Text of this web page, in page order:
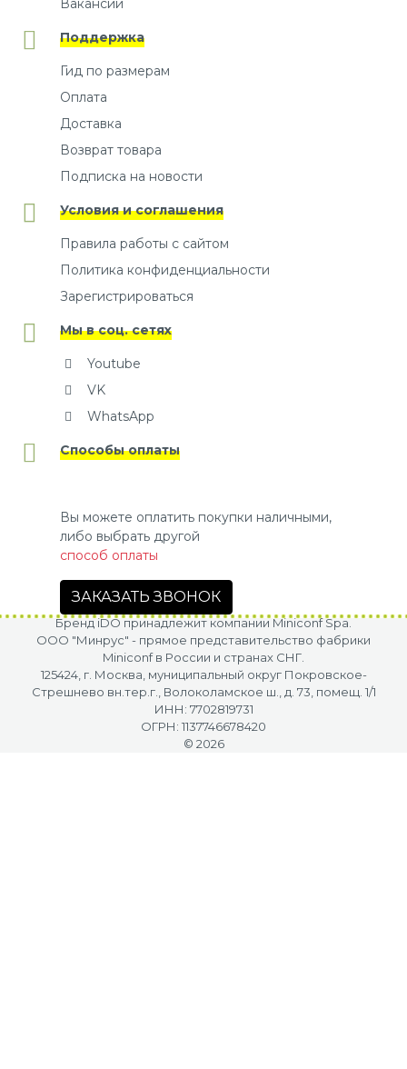
Вакансии
Поддержка
Гид по размерам
Оплата
Доставка
Возврат товара
Подписка на новости
Условия и соглашения
Правила работы с сайтом
Политика конфиденциальности
Зарегистрироваться
Мы в соц. сетях
Youtube
VK
WhatsApp
Способы оплаты
Вы можете оплатить покупки наличными,
либо выбрать другой
способ оплаты
ЗАКАЗАТЬ ЗВОНОК
Бренд iDO принадлежит компании Miniconf Spa.
OOO "Минрус" - прямое представительство фабрики
Miniconf в России и странах СНГ.
125424, г. Москва, муниципальный округ Покровское-
Стрешнево вн.тер.г., Волоколамское ш., д. 73, помещ. 1/1
ИНН: 7702819731
ОГРН: 1137746678420
© 2026